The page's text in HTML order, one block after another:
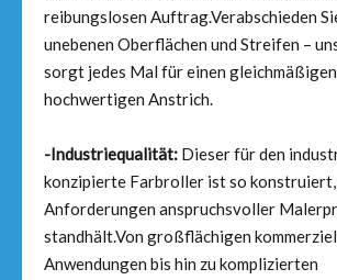
reibungslosen Auftrag.Verabschieden
unebenen Oberflächen und Streifen –
sorgt jedes Mal für einen
hochwertigen Anstrich.
-Industriequalität: Dieser für den
konzipierte Farbroller ist so konstruiert,
Anforderungen anspruchsvoller
standhält.Von großflächigen
Anwendungen bis hin zu komplizierten